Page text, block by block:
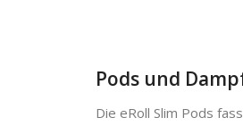
Pods und
Die eRoll Slim Pods